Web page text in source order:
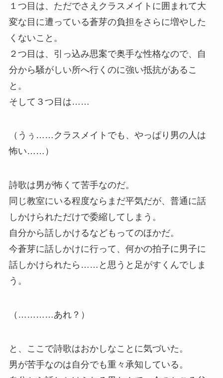
１つ目は、ただでさえクラスメイトに囲まれて大
変な目に遭っている蒼芽の負担をさらに増やした
くないこと。
２つ目は、引っ込み思案で奥手な性格なので、自
分から騒がしい所へ行くのに強い抵抗があるこ
と。
そして３つ目は……
（うぅ……クラスメイトでも、やっぱり男の人は
怖い……）
詩歌は男が怖くて苦手なのだ。
同じ教室にいる程度ならまだ平気だが、普通に話
しかけられただけで委縮してしまう。
自分から話しかけるなどもってのほかだ。
今蒼芽に話しかけに行って、何かの拍子に男子に
話しかけられたら……と思うと足がすくんでしま
う。
（…………あれ？）
と、ここで詩歌はおかしなことに気づいた。
男が苦手なのは自分でも重々承知している。